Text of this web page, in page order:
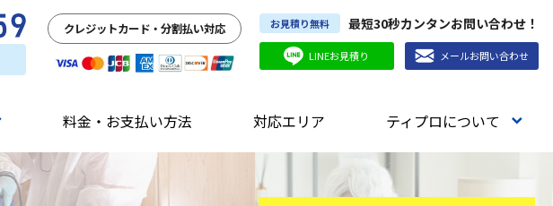
クレジットカード・分割払い対応 お見積り無料 最短30秒カンタンお問い合わせ！
LINEお見積り メールお問い合わせ
料金・お支払い方法 対応エリア ティプロについて